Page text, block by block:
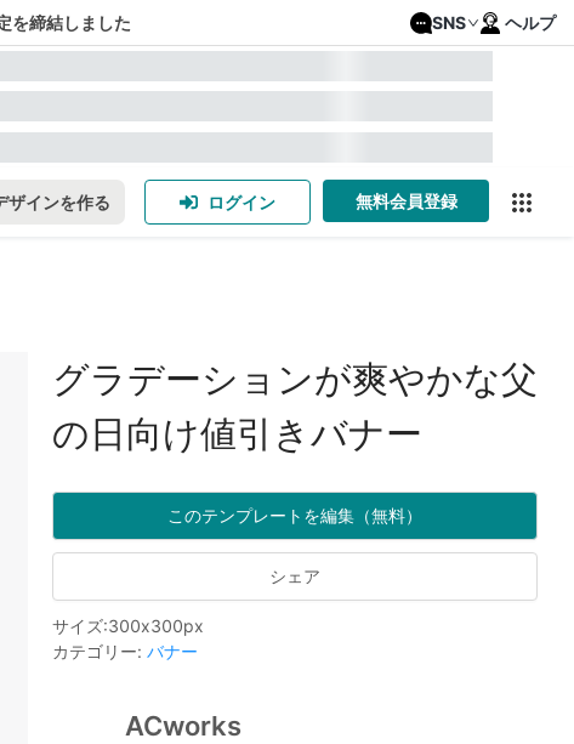
を締結しました SNS ヘルプ
ザインを作る ログイン 無料会員登録
グラデーションが爽やかな父
の日向け値引きバナー
このテンプレートを編集（無料）
シェア
サイズ:300x300px
カテゴリー: バナー
ACworks